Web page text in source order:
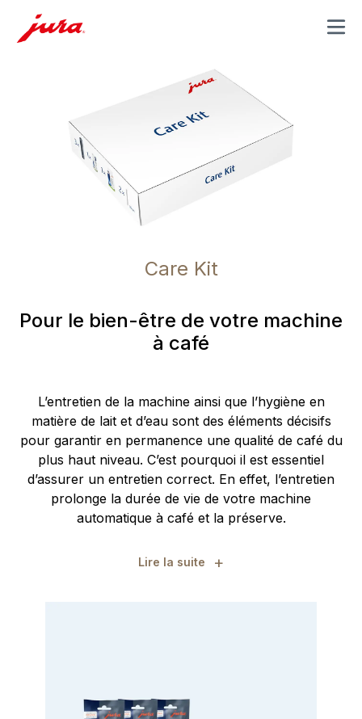
MENU
Care Kit
Pour le bien-être de votre machine
à café
L’entretien de la machine ainsi que l’hygiène en
matière de lait et d’eau sont des éléments décisifs
pour garantir en permanence une qualité de café du
plus haut niveau. C’est pourquoi il est essentiel
d’assurer un entretien correct. En effet, l’entretien
prolonge la durée de vie de votre machine
automatique à café et la préserve.
Lire la suite +